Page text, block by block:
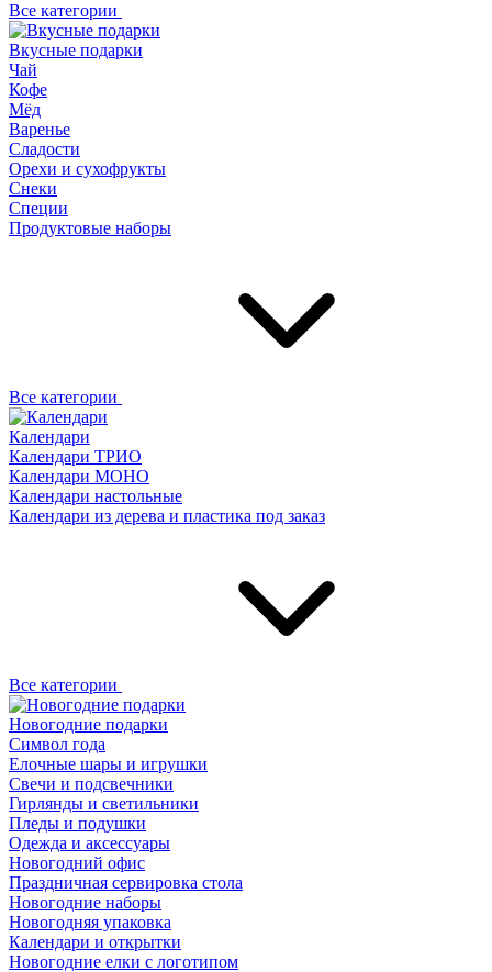
Все категории
Вкусные подарки
Чай
Кофе
Мёд
Варенье
Сладости
Орехи и сухофрукты
Снеки
Специи
Продуктовые наборы
Все категории
Календари
Календари ТРИО
Календари МОНО
Календари настольные
Календари из дерева и пластика под заказ
Все категории
Новогодние подарки
Символ года
Елочные шары и игрушки
Свечи и подсвечники
Гирлянды и светильники
Пледы и подушки
Одежда и аксессуары
Новогодний офис
Праздничная сервировка стола
Новогодние наборы
Новогодняя упаковка
Календари и открытки
Новогодние елки с логотипом